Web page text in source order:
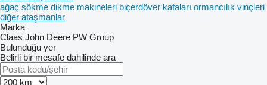
ağaç sökme dikme makineleri biçerdöver kafaları ormancılık vinçleri
diğer ataşmanlar
Marka
Claas John Deere PW Group
Bulunduğu yer
Belirli bir mesafe dahilinde ara